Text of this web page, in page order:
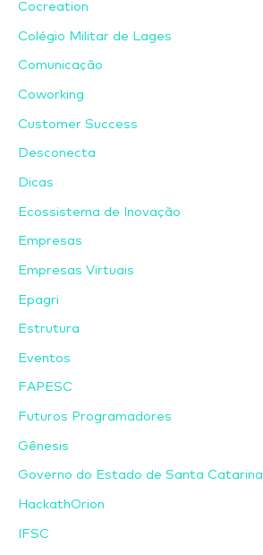
Cocreation
Colégio Militar de Lages
Comunicação
Coworking
Customer Success
Desconecta
Dicas
Ecossistema de Inovação
Empresas
Empresas Virtuais
Epagri
Estrutura
Eventos
FAPESC
Futuros Programadores
Gênesis
Governo do Estado de Santa Catarina
HackathOrion
IFSC